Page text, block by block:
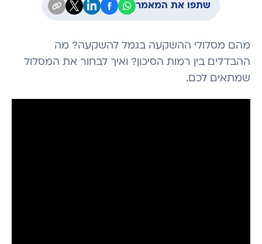
שתפו את המאמר
מהם מסלולי ההשקעה בגמל להשקעה? מה
ההבדלים בין רמות הסיכון? ואיך לבחור את המסלול
שמתאים לכם.